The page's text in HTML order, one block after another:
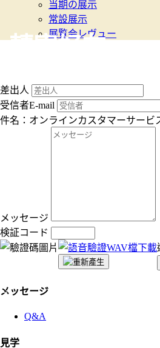
当期の展示
常設展示
展覧会レヴュー
轉寄好友
差出人
受信者E-mail
件名：オンラインカスタマーサービ
メッセージ
検証コード
:::
メッセージ
Q&A
見学